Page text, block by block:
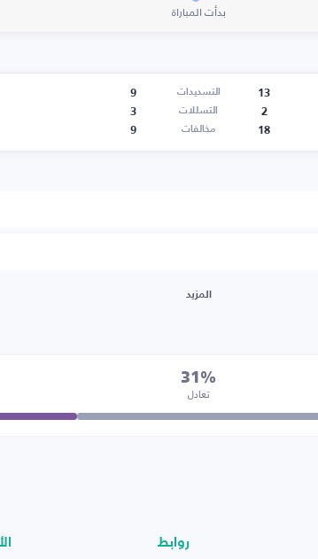
بدأت المباراة
13 التسديدات
9
2
التسللات
3
18
مخالفات 9
المزيد
31%
تعادل
روابط